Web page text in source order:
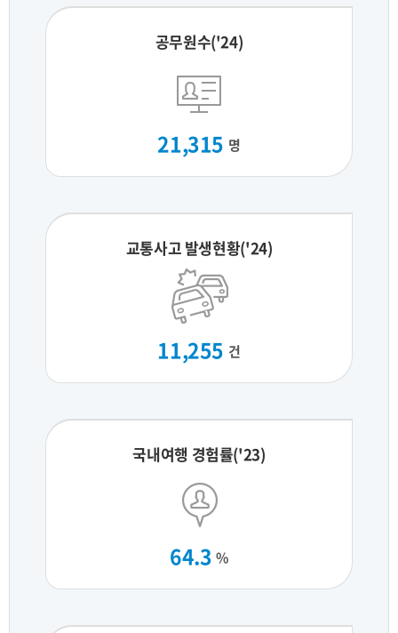
공무원수('24)
21,315 명
교통사고 발생현황('24)
11,255 건
국내여행 경험률('23)
64.3 %